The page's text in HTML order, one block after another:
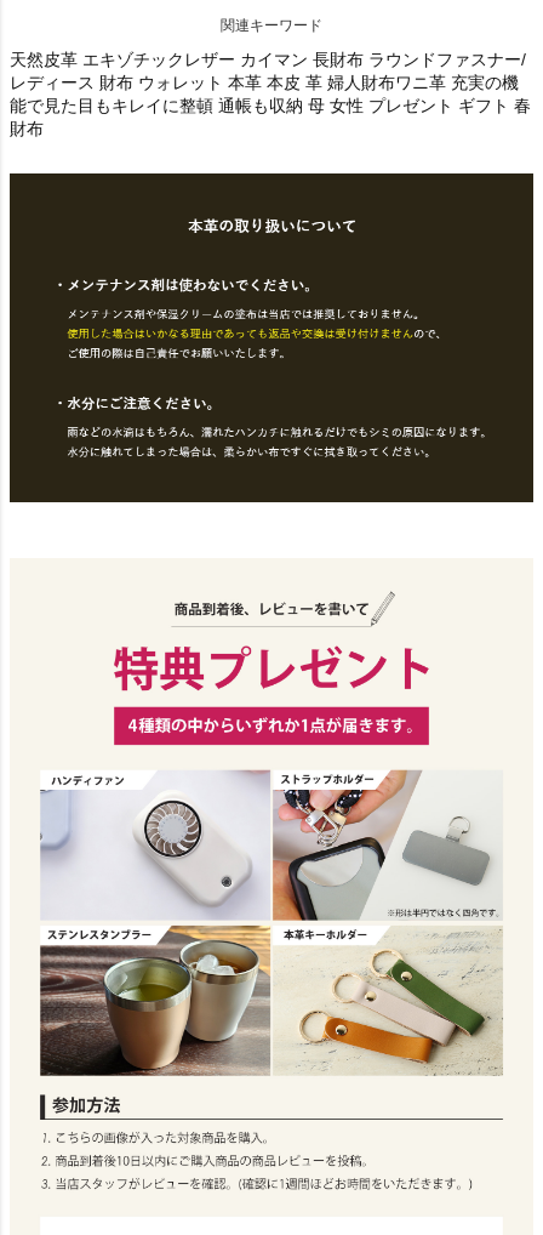
関連キーワード
天然皮革 エキゾチックレザー カイマン 長財布 ラウンドファスナー/
レディース 財布 ウォレット 本革 本皮 革 婦人財布ワニ革 充実の機
能で見た目もキレイに整頓 通帳も収納 母 女性 プレゼント ギフト 春
財布